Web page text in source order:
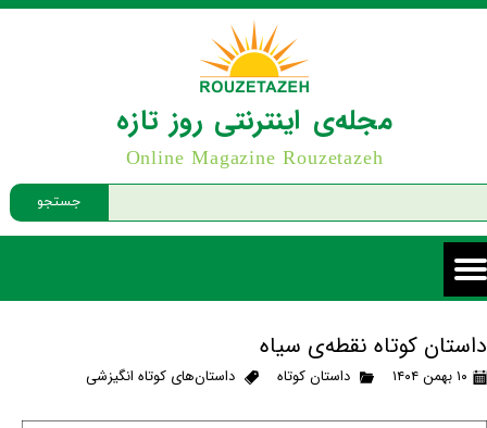
جستجو
مجله‌ی اینترنتی روز تازه
Online Magazine Rouzetazeh
داستان کوتاه نقطه‌ی سیاه
۱۰ بهمن ۱۴۰۴ داستان کوتاه داستان‌های کوتاه انگیزشی